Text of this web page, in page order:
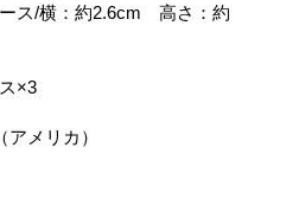
：約2.6cm 高さ：約
×3
メリカ）